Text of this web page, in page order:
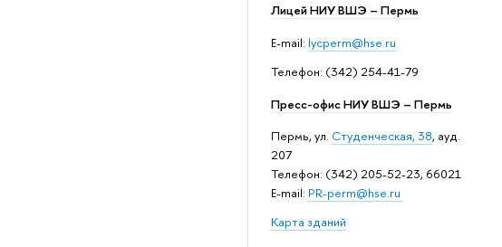
Лицей НИУ ВШЭ – Пермь
E-mail: lycperm@hse.ru
Телефон: (342) 254-41-79
Пресс-офис НИУ ВШЭ – Пермь
Пермь, ул. Студенческая, 38, ауд.
207
Телефон: (342) 205-52-23, 66021
E-mail: PR-perm@hse.ru
Карта зданий